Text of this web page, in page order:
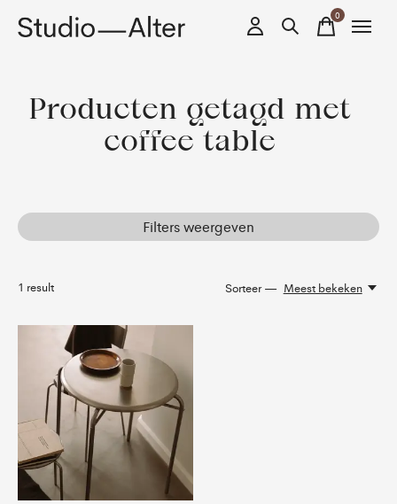
0items
Producten getagd met
coffee table
Filters weergeven
1 result Sorteer — Meest bekeken